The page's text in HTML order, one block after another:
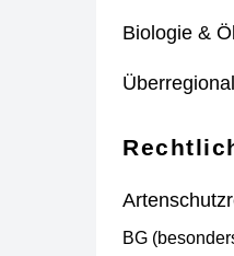
Biologie &
BG